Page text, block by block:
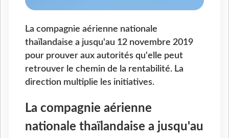
La compagnie aérienne nationale
thaïlandaise a jusqu'au 12 novembre 2019
pour prouver aux autorités qu'elle peut
retrouver le chemin de la rentabilité. La
direction multiplie les initiatives.
La compagnie aérienne
nationale thaïlandaise a jusqu'au